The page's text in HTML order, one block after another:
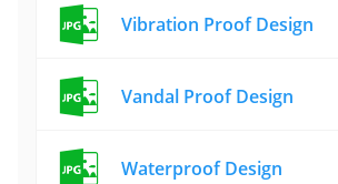
Vibration Proof Design
Vandal Proof Design
Waterproof Design